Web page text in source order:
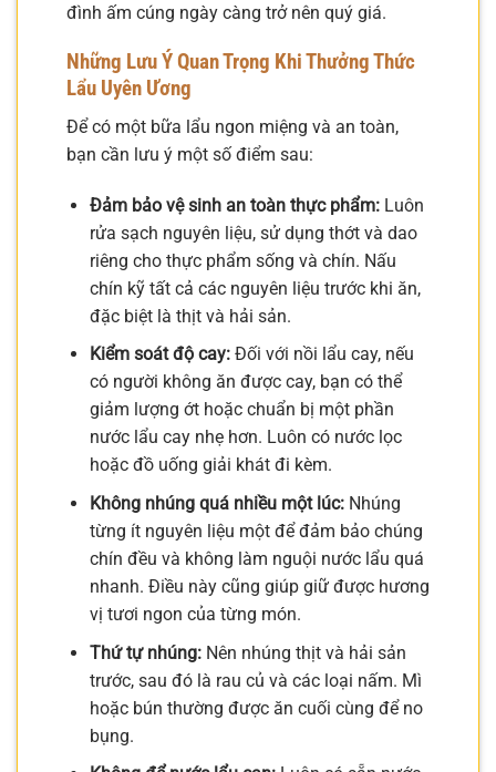
đình ấm cúng ngày càng trở nên quý giá.
Những Lưu Ý Quan Trọng Khi Thưởng Thức
Lẩu Uyên Ương
Để có một bữa lẩu ngon miệng và an toàn,
bạn cần lưu ý một số điểm sau:
Đảm bảo vệ sinh an toàn thực phẩm:Luôn
rửa sạch nguyên liệu, sử dụng thớt và dao
riêng cho thực phẩm sống và chín. Nấu
chín kỹ tất cả các nguyên liệu trước khi ăn,
đặc biệt là thịt và hải sản.
Kiểm soát độ cay:Đối với nồi lẩu cay, nếu
có người không ăn được cay, bạn có thể
giảm lượng ớt hoặc chuẩn bị một phần
nước lẩu cay nhẹ hơn. Luôn có nước lọc
hoặc đồ uống giải khát đi kèm.
Không nhúng quá nhiều một lúc:Nhúng
từng ít nguyên liệu một để đảm bảo chúng
chín đều và không làm nguội nước lẩu quá
nhanh. Điều này cũng giúp giữ được hương
vị tươi ngon của từng món.
Thứ tự nhúng:Nên nhúng thịt và hải sản
trước, sau đó là rau củ và các loại nấm. Mì
hoặc bún thường được ăn cuối cùng để no
bụng.